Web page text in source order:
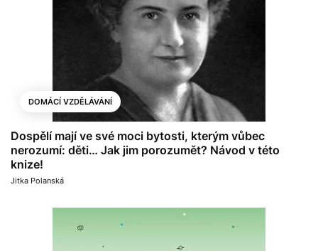
DOMÁCÍ VZDĚLÁVÁNÍ
Dospělí mají ve své moci bytosti, kterým vůbec
nerozumí: děti… Jak jim porozumět? Návod v této
knize!
Jitka Polanská